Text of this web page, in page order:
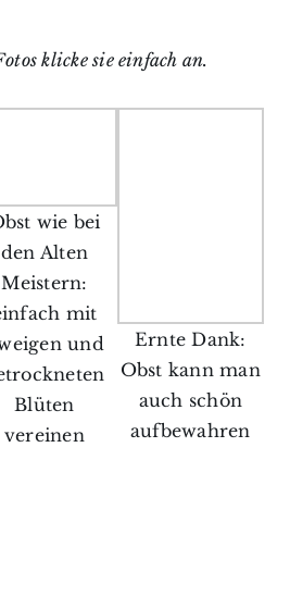
klicke sie einfach an.
wie bei
den Alten
Meistern:
mit
und
Blüten
vereinen
Ernte Dank:
Obst kann man
auch schön
aufbewahren